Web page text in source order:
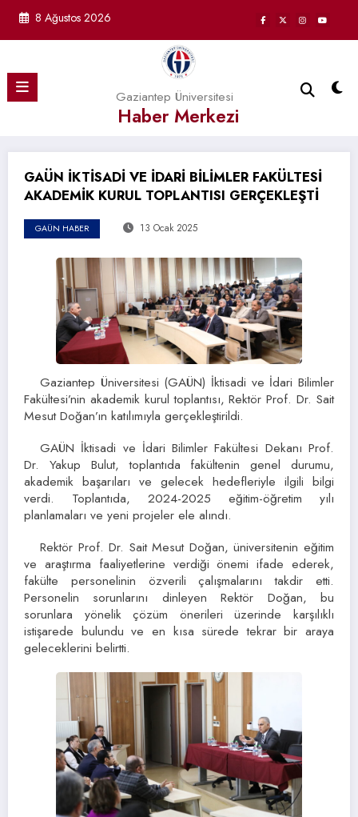
8 Ağustos 2026
Gaziantep Üniversitesi
Haber Merkezi
GAÜN İKTİSADİ VE İDARİ BİLİMLER FAKÜLTESİ
AKADEMİK KURUL TOPLANTISI GERÇEKLEŞTİ
GAÜN HABER 13 Ocak 2025
Gaziantep Üniversitesi (GAÜN) İktisadi ve İdari Bilimler
Fakültesi’nin akademik kurul toplantısı, Rektör Prof. Dr. Sait
Mesut Doğan’ın katılımıyla gerçekleştirildi.
GAÜN İktisadi ve İdari Bilimler Fakültesi Dekanı Prof.
Dr. Yakup Bulut, toplantıda fakültenin genel durumu,
akademik başarıları ve gelecek hedefleriyle ilgili bilgi
verdi. Toplantıda, 2024-2025 eğitim-öğretim yılı
planlamaları ve yeni projeler ele alındı.
Rektör Prof. Dr. Sait Mesut Doğan, üniversitenin eğitim
ve araştırma faaliyetlerine verdiği önemi ifade ederek,
fakülte personelinin özverili çalışmalarını takdir etti.
Personelin sorunlarını dinleyen Rektör Doğan, bu
sorunlara yönelik çözüm önerileri üzerinde karşılıklı
istişarede bulundu ve en kısa sürede tekrar bir araya
geleceklerini belirtti.